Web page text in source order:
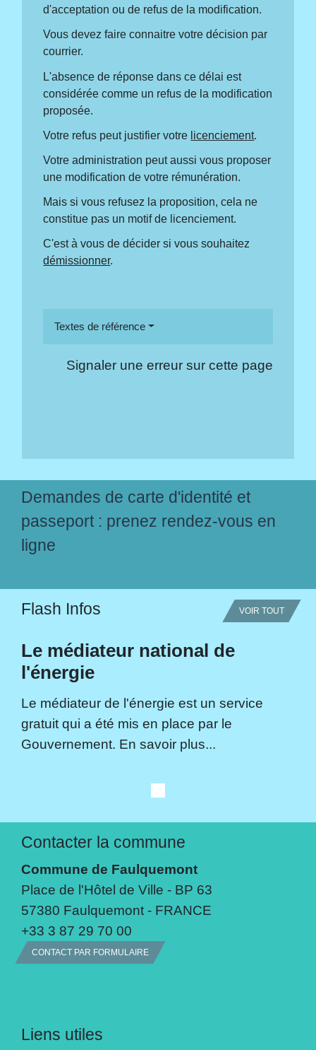
d'acceptation ou de refus de la modification.
Vous devez faire connaitre votre décision par
courrier.
L'absence de réponse dans ce délai est
considérée comme un refus de la modification
proposée.
Votre refus peut justifier votre licenciement.
Votre administration peut aussi vous proposer
une modification de votre rémunération.
Mais si vous refusez la proposition, cela ne
constitue pas un motif de licenciement.
C'est à vous de décider si vous souhaitez
démissionner.
Textes de référence
Signaler une erreur sur cette page
Demandes de carte d'identité et
passeport : prenez rendez-vous en
ligne
Flash Infos VOIR TOUT
Le médiateur national de
l'énergie
Le médiateur de l'énergie est un service
gratuit qui a été mis en place par le
Gouvernement. En savoir plus...
Contacter la commune
Commune de Faulquemont
Place de l'Hôtel de Ville - BP 63
57380 Faulquemont - FRANCE
+33 3 87 29 70 00
CONTACT PAR FORMULAIRE
Liens utiles